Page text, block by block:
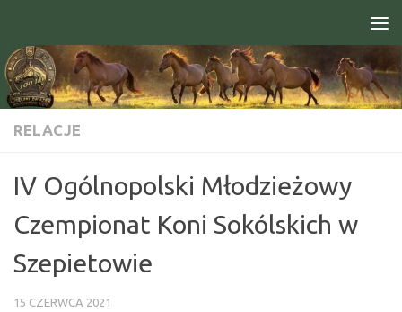
Open toolbar
RELACJE
IV Ogólnopolski Młodzieżowy
Czempionat Koni Sokólskich w
Szepietowie
15 CZERWCA 2021